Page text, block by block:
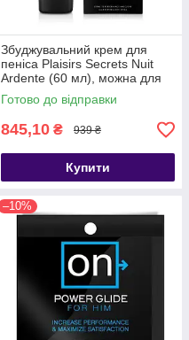
Збуджувальний крем для
пеніса Plaisirs Secrets Nuit
Ardente (60 мл), можна для
клітора - SO1862
Готово до відправки
845,10 ₴ 939 ₴
Купити
–10%